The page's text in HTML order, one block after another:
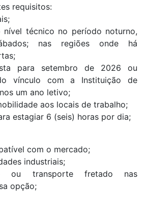
requisitos:
técnico no período noturno,
nas regiões onde há
para setembro de 2026 ou
vínculo com a Instituição de
um ano letivo;
aos locais de trabalho;
estagiar 6 (seis) horas por dia;
com o mercado;
industriais;
ou transporte fretado nas
opção;